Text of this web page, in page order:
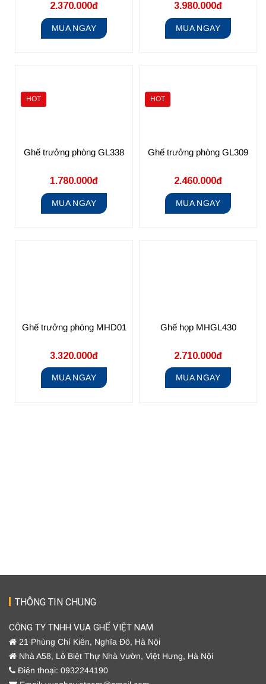
2.370.000đ
MUA NGAY
3.980.000đ
MUA NGAY
HOT
Ghế trưởng phòng GL338
1.780.000đ
MUA NGAY
HOT
Ghế trưởng phòng GL309
2.460.000đ
MUA NGAY
Ghế trưởng phòng MHD01
3.320.000đ
MUA NGAY
Ghế họp MHGL430
2.710.000đ
MUA NGAY
THÔNG TIN CHUNG
CÔNG TY TNHH VUA GHẾ VIỆT NAM
21 Phùng Chí Kiên, Nghĩa Đô, Hà Nội
Nhà A58, Lô Biệt Thự Nhà Vườn, Việt Hưng, Hà Nội
Điện thoại: 0932244190